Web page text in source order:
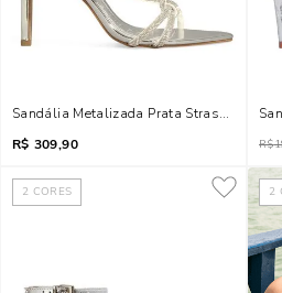
Sandália Metalizada Prata Strass Brilho
R$ 309,90 R$
2 CORES 2